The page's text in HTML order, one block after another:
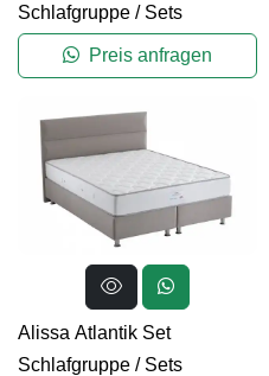
Schlafgruppe / Sets
Preis anfragen
Alissa Atlantik Set
Schlafgruppe / Sets